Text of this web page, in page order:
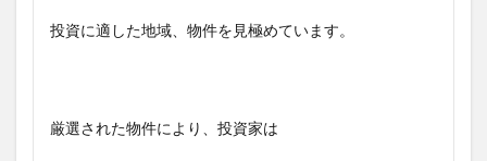
投資に適した地域、物件を見極めています。
厳選された物件により、投資家は